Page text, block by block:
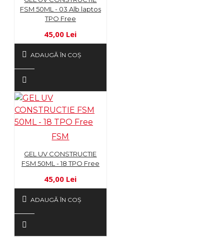
FSM 50ML - 03 Alb laptos
TPO Free
45,00 Lei
ADAUGĂ ÎN COŞ
FSM
GEL UV CONSTRUCTIE
FSM 50ML - 18 TPO Free
45,00 Lei
ADAUGĂ ÎN COŞ